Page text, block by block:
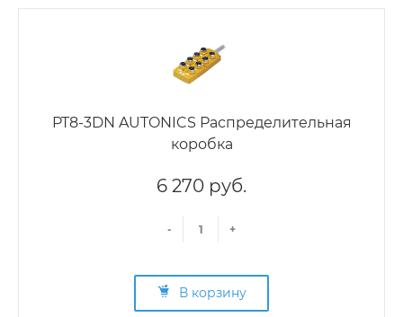
PT8-3DN AUTONICS Распределительная
коробка
6 270 руб.
- +
В корзину